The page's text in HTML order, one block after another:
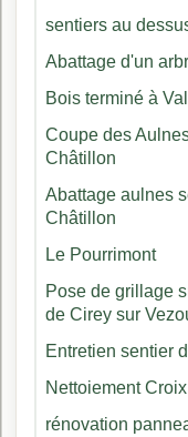
sentiers au
Abattage d'un
Bois terminé à
Coupe des
Châtillon
Abattage aulnes
Châtillon
Le Pourrimont
Pose de grillage
de Cirey sur
Entretien sentier
Nettoiement
rénovation